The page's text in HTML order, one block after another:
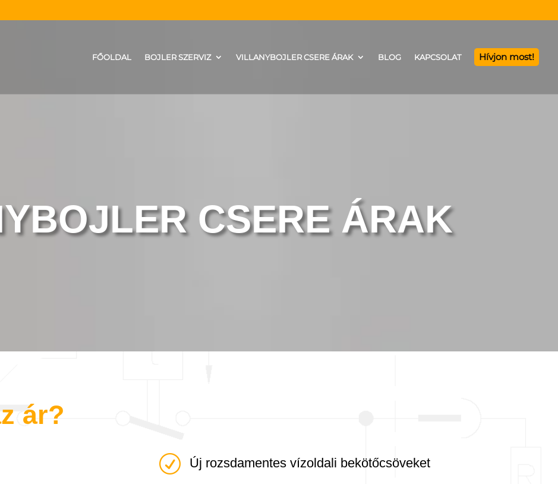
FŐOLDAL BOJLER SZERVIZ VILLANYBOJLER CSERE ÁRAK BLOG KAPCSOLAT Hívjon most!
CSERE ÁRAK
ár?
R Új rozsdamentes vízoldali bekötőcsöveket